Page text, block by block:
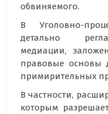
обвиняемого.
В Уголовно-
детально
медиации,
правовые основы
примирительных
В частности,
которым